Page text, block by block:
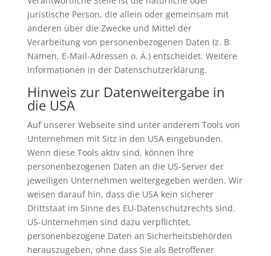
juristische Person, die allein oder gemeinsam mit
anderen über die Zwecke und Mittel der
Verarbeitung von personenbezogenen Daten (z. B.
Namen, E-Mail-Adressen o. Ä.) entscheidet. Weitere
Informationen in der Datenschutzerklärung.
Hinweis zur Datenweitergabe in
die USA
Auf unserer Webseite sind unter anderem Tools von
Unternehmen mit Sitz in den USA eingebunden.
Wenn diese Tools aktiv sind, können Ihre
personenbezogenen Daten an die US-Server der
jeweiligen Unternehmen weitergegeben werden. Wir
weisen darauf hin, dass die USA kein sicherer
Drittstaat im Sinne des EU-Datenschutzrechts sind.
US-Unternehmen sind dazu verpflichtet,
personenbezogene Daten an Sicherheitsbehörden
herauszugeben, ohne dass Sie als Betroffener